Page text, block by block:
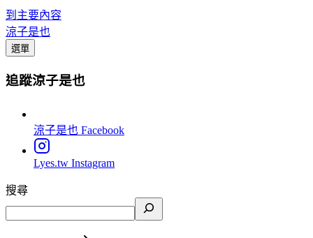
到主要內容
涼子是也
選單
追蹤涼子是也
涼子是也 Facebook
Lyes.tw Instagram
搜尋